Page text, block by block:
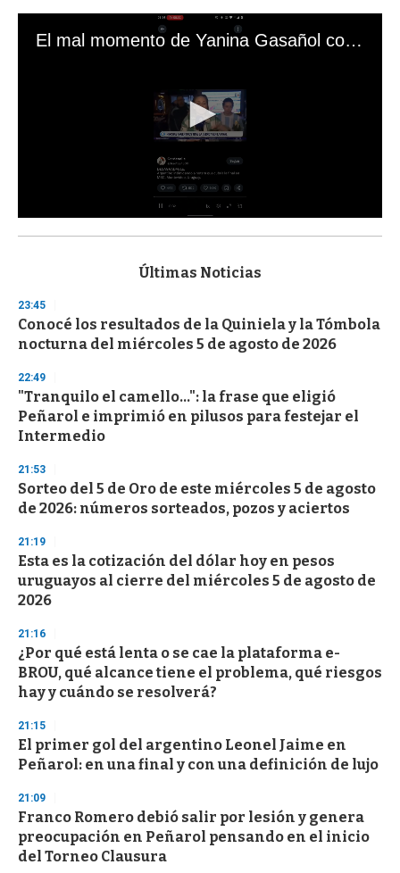
El mal momento de Yanina Gasañol con un hincha argentino en "Subrayado"
s
d
s
o
f
3
s
e
c
o
d
s
Últimas Noticias
23:45
Conocé los resultados de la Quiniela y la Tómbola
nocturna del miércoles 5 de agosto de 2026
22:49
"Tranquilo el camello...": la frase que eligió
Peñarol e imprimió en pilusos para festejar el
Intermedio
21:53
Sorteo del 5 de Oro de este miércoles 5 de agosto
de 2026: números sorteados, pozos y aciertos
21:19
Esta es la cotización del dólar hoy en pesos
uruguayos al cierre del miércoles 5 de agosto de
2026
21:16
¿Por qué está lenta o se cae la plataforma e-
BROU, qué alcance tiene el problema, qué riesgos
hay y cuándo se resolverá?
21:15
El primer gol del argentino Leonel Jaime en
Peñarol: en una final y con una definición de lujo
21:09
Franco Romero debió salir por lesión y genera
preocupación en Peñarol pensando en el inicio
del Torneo Clausura